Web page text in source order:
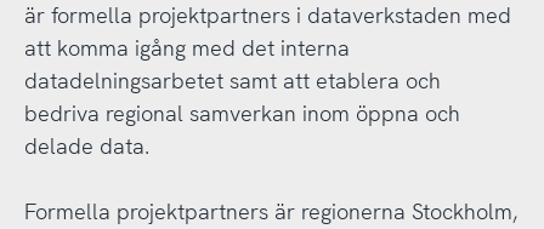
är formella projektpartners i dataverkstaden med
att komma igång med det interna
datadelningsarbetet samt att etablera och
bedriva regional samverkan inom öppna och
delade data.
Formella projektpartners är regionerna Stockholm,